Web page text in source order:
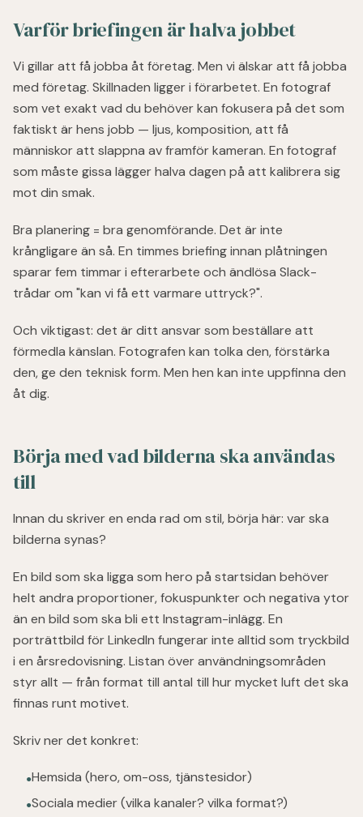
Varför briefingen är halva jobbet
Vi gillar att få jobba åt företag. Men vi älskar att få jobba
med företag. Skillnaden ligger i förarbetet. En fotograf
som vet exakt vad du behöver kan fokusera på det som
faktiskt är hens jobb — ljus, komposition, att få
människor att slappna av framför kameran. En fotograf
som måste gissa lägger halva dagen på att kalibrera sig
mot din smak.
Bra planering = bra genomförande. Det är inte
krångligare än så. En timmes briefing innan plåtningen
sparar fem timmar i efterarbete och ändlösa Slack-
trådar om "kan vi få ett varmare uttryck?".
Och viktigast: det är ditt ansvar som beställare att
förmedla känslan. Fotografen kan tolka den, förstärka
den, ge den teknisk form. Men hen kan inte uppfinna den
åt dig.
Börja med vad bilderna ska användas
till
Innan du skriver en enda rad om stil, börja här: var ska
bilderna synas?
En bild som ska ligga som hero på startsidan behöver
helt andra proportioner, fokuspunkter och negativa ytor
än en bild som ska bli ett Instagram-inlägg. En
porträttbild för LinkedIn fungerar inte alltid som tryckbild
i en årsredovisning. Listan över användningsområden
styr allt — från format till antal till hur mycket luft det ska
finnas runt motivet.
Skriv ner det konkret:
●Hemsida (hero, om-oss, tjänstesidor)
●Sociala medier (vilka kanaler? vilka format?)